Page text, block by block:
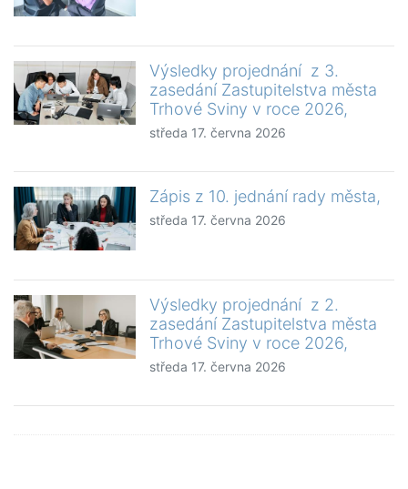
Výsledky projednání z 3.
zasedání Zastupitelstva města
Trhové Sviny v roce 2026,
středa 17. června 2026
Zápis z 10. jednání rady města,
středa 17. června 2026
Výsledky projednání z 2.
zasedání Zastupitelstva města
Trhové Sviny v roce 2026,
středa 17. června 2026